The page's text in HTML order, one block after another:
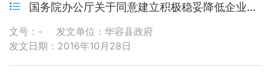
国务院办公厅关于同意建立积极稳妥降低企业杠杆率工作部际联席会议制度的函
文号：-
发文单位：华容县政府
发文日期：2016年10月28日